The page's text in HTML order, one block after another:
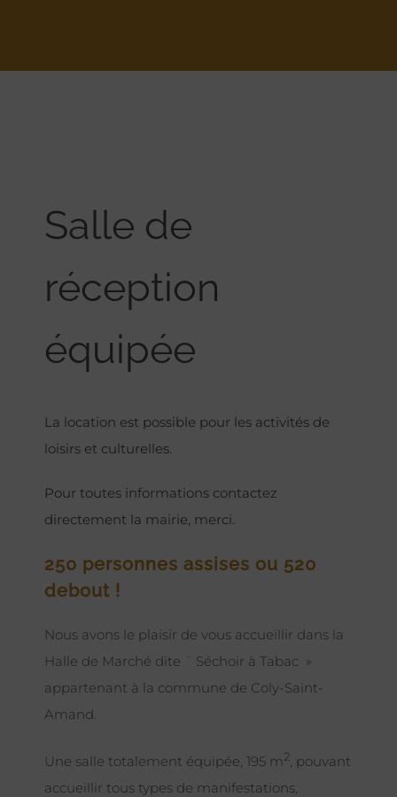
Salle de
réception
équipée
La location est possible pour les activités de
loisirs et culturelles.
Pour toutes informations contactez
directement la mairie, merci.
250 personnes assises ou 520
debout !
Nous avons le plaisir de vous accueillir dans la
Halle de Marché dite ¨ Séchoir à Tabac »
appartenant à la commune de Coly-Saint-
Amand.
Une salle totalement équipée, 195 m2 , pouvant
accueillir tous types de manifestations,